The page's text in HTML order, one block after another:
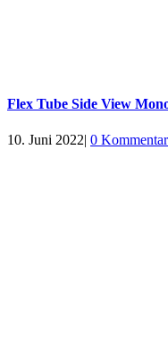
Flex Tube Side View
10. Juni 2022| 0